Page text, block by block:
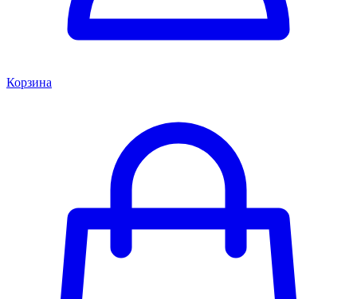
Корзина